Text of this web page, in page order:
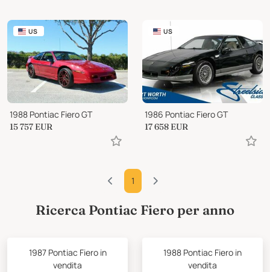
US
1988 Pontiac Fiero GT
15 757 EUR
US
1986 Pontiac Fiero GT
17 658 EUR
1
Ricerca Pontiac Fiero per anno
1987 Pontiac Fiero in
vendita
1988 Pontiac Fiero in
vendita